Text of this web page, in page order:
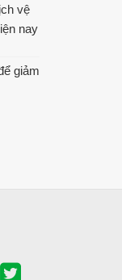
vệ
nay
giảm